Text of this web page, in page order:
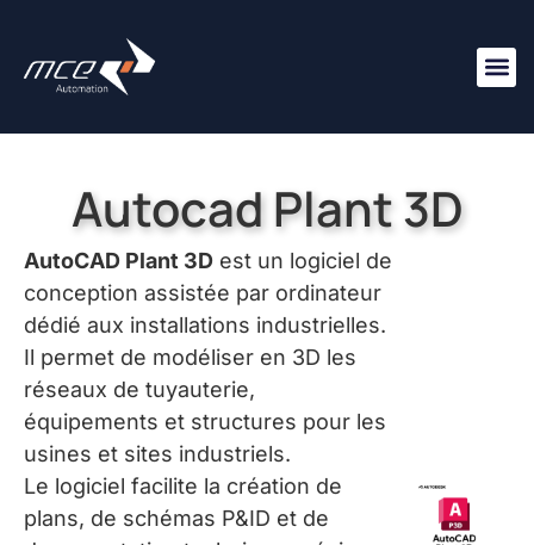
Autocad Plant 3D
AutoCAD Plant 3D est un logiciel de
conception assistée par ordinateur
dédié aux installations industrielles.
Il permet de modéliser en 3D les
réseaux de tuyauterie,
équipements et structures pour les
usines et sites industriels.
Le logiciel facilite la création de
plans, de schémas P&ID et de